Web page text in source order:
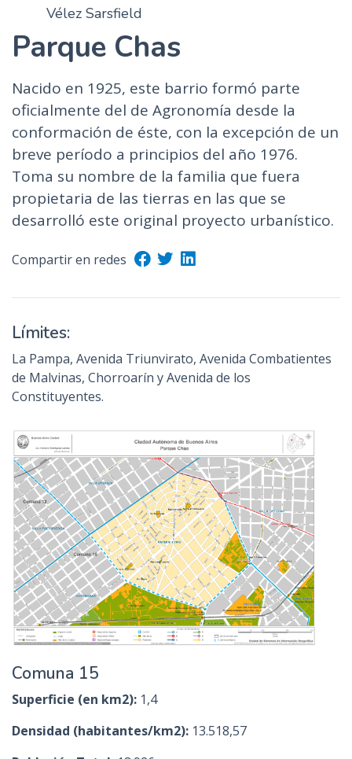
Vélez Sarsfield
Parque Chas
Nacido en 1925, este barrio formó parte
oficialmente del de Agronomía desde la
conformación de éste, con la excepción de un
breve período a principios del año 1976.
Toma su nombre de la familia que fuera
propietaria de las tierras en las que se
desarrolló este original proyecto urbanístico.
Compartir en redes
Límites:
La Pampa, Avenida Triunvirato, Avenida Combatientes
de Malvinas, Chorroarín y Avenida de los
Constituyentes.
Comuna 15
Superficie (en km2): 1,4
Densidad (habitantes/km2): 13.518,57